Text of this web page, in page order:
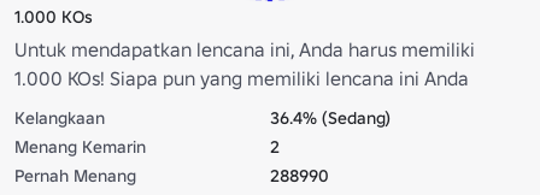
1.000 KOs
Untuk mendapatkan lencana ini, Anda harus memiliki
1.000 KOs! Siapa pun yang memiliki lencana ini Anda
mungkin tidak akan ingin mencambuk sampai Anda
mendapatkan lencana ini, juga.
Kelangkaan
36.4% (Sedang)
Menang Kemarin
2
Pernah Menang
288990